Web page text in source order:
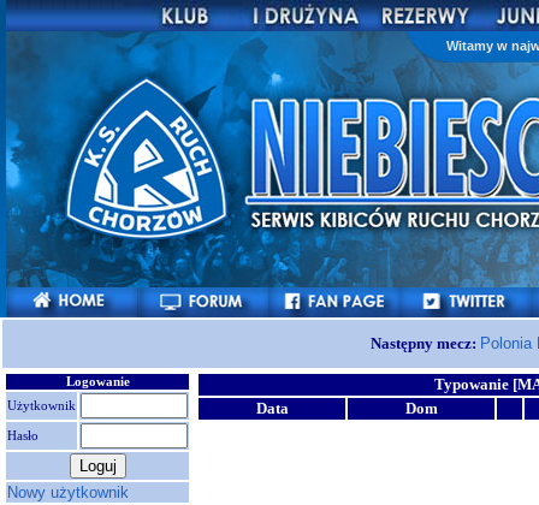
Witamy w
Następny mecz:
Logowanie
Użytkownik
Hasło
Nowy użytkownik
Typowanie
Data
Dom